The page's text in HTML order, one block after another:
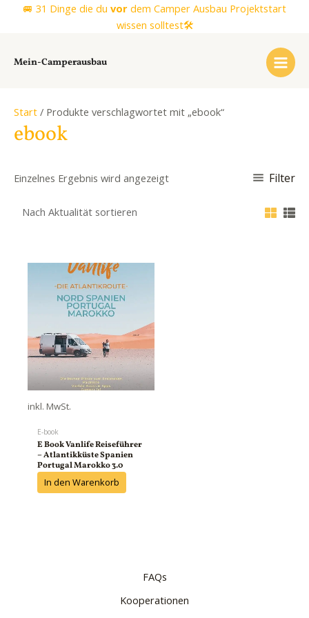
🚐 31 Dinge die du vor dem Camper Ausbau Projektstart
wissen solltest🛠️
Mein-Camperausbau
Start / Produkte verschlagwortet mit „ebook“
ebook
Einzelnes Ergebnis wird angezeigt Filter
inkl. MwSt.
E-book
E Book Vanlife Reiseführer
– Atlantikküste Spanien
Portugal Marokko 3.0
In den Warenkorb
FAQs
Kooperationen